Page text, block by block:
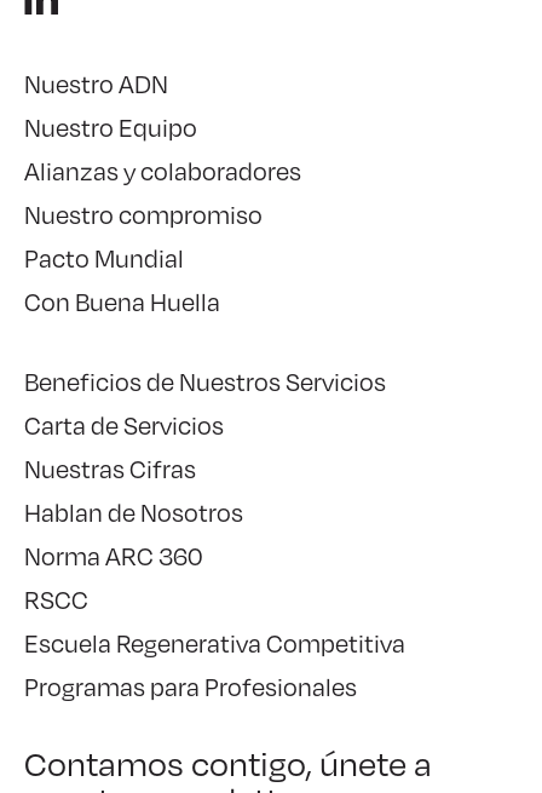
Nuestro ADN
Nuestro Equipo
Alianzas y colaboradores
Nuestro compromiso
Pacto Mundial
Con Buena Huella
Beneficios de Nuestros Servicios
Carta de Servicios
Nuestras Cifras
Hablan de Nosotros
Norma ARC 360
RSCC
Escuela Regenerativa Competitiva
Programas para Profesionales
Contamos contigo, únete a